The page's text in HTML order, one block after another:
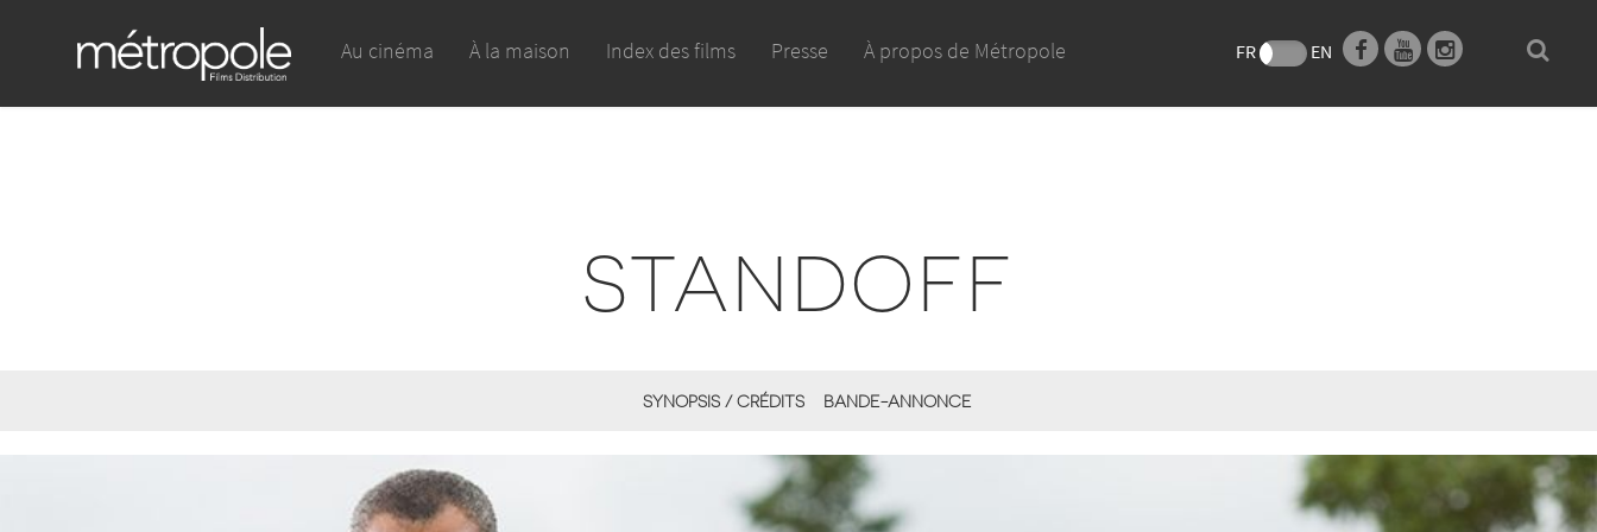
Au cinéma À la maison Index des films Presse À propos de Métropole FR EN
STANDOFF
SYNOPSIS / CRÉDITS BANDE-ANNONCE